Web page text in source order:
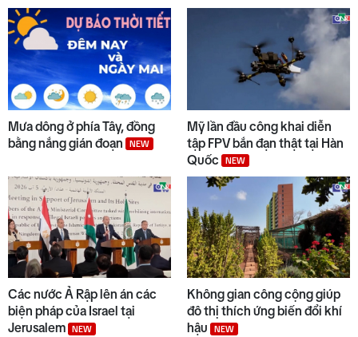
Mưa dông ở phía Tây, đồng
bằng nắng gián đoạn
NEW
Mỹ lần đầu công khai diễn
tập FPV bắn đạn thật tại Hàn
Quốc
NEW
Các nước Ả Rập lên án các
biện pháp của Israel tại
Jerusalem
NEW
Không gian công cộng giúp
đô thị thích ứng biến đổi khí
hậu
NEW